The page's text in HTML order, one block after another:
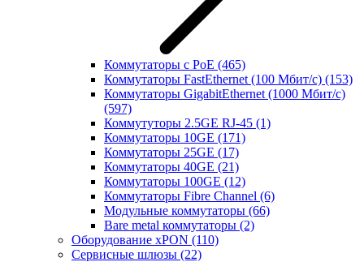
Коммутаторы с PoE (465)
Коммутаторы FastEthernet (100 Мбит/с) (153)
Коммутаторы GigabitEthernet (1000 Мбит/с)
(597)
Коммутуторы 2.5GE RJ-45 (1)
Коммутаторы 10GE (171)
Коммутаторы 25GE (17)
Коммутаторы 40GE (21)
Коммутаторы 100GE (12)
Коммутаторы Fibre Channel (6)
Модульные коммутаторы (66)
Bare metal коммутаторы (2)
Оборудование xPON (110)
Сервисные шлюзы (22)